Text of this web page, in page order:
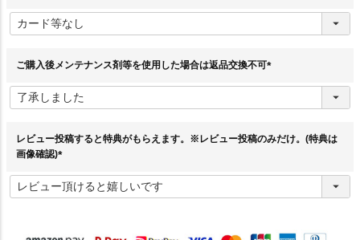
必
須
ご購入後メンテナンス剤等を使用した場合は返品交換不可
須
レビュー投稿すると特典がもらえます。※レビュー投稿のみだけ。(特典は
画像確認)
必
須